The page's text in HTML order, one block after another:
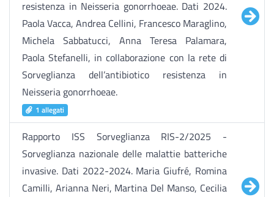
resistenza in Neisseria gonorrhoeae. Dati 2024.
Paola Vacca, Andrea Cellini, Francesco Maraglino,
Michela Sabbatucci, Anna Teresa Palamara,
Paola Stefanelli, in collaborazione con la rete di
Sorveglianza dell’antibiotico resistenza in
Neisseria gonorrhoeae.
1 allegati
Rapporto ISS Sorveglianza RIS-2/2025 -
Sorveglianza nazionale delle malattie batteriche
invasive. Dati 2022-2024. Maria Giufré, Romina
Camilli, Arianna Neri, Martina Del Manso, Cecilia